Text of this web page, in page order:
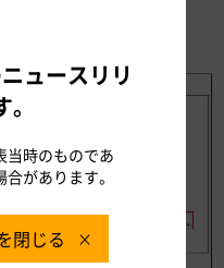
ュースリリ
当時のものであ
があります。
閉じる